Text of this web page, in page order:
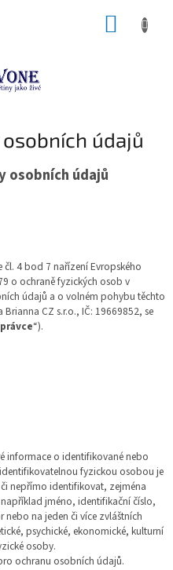
údajů
osobních údajů
4 bod 7 nařízení Evropského
o ochraně fyzických osob v
údajů a o volném pohybu těchto
Brianna CZ s.r.o., IČ: 19669852, se
“).
informace o identifikované nebo
fyzickou osobou je
nepřímo identifikovat, zejména
jméno, identifikační číslo,
na jeden či více zvláštních
psychické, ekonomické, kulturní
osoby.
ochranu osobních údajů.